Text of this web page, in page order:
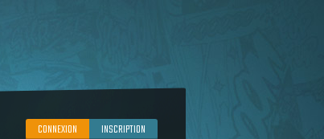
CONNEXION INSCRIPTION